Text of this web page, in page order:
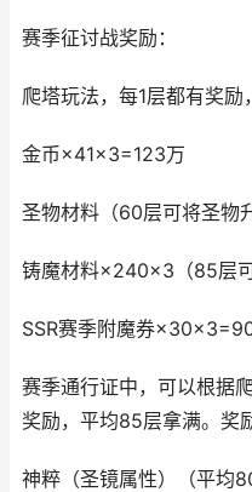
赛季征讨战奖励：
爬塔玩法，每1层都有奖励
金币×41×3=123万
圣物材料（60层可将圣物
铸魔材料×240×3（85层可
SSR赛季附魔券
赛季通行证中，可以根据
奖励，平均85层拿满。奖
神粹（圣镜属性）（平均